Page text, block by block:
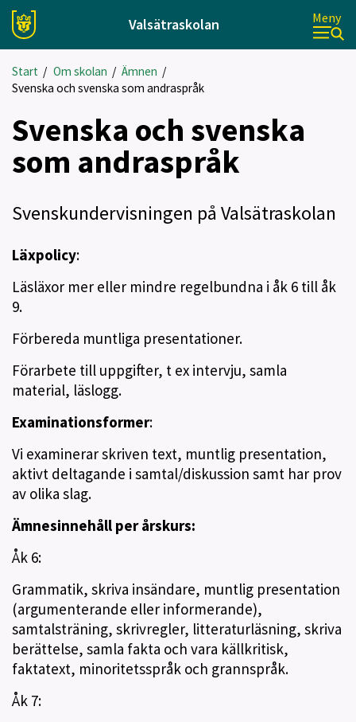
Valsätraskolan Meny
Start / Om skolan / Ämnen /
Svenska och svenska som andraspråk
Svenska och svenska
som andraspråk
Svenskundervisningen på Valsätraskolan
Läxpolicy:
Läsläxor mer eller mindre regelbundna i åk 6 till åk
9.
Förbereda muntliga presentationer.
Förarbete till uppgifter, t ex intervju, samla
material, läslogg.
Examinationsformer:
Vi examinerar skriven text, muntlig presentation,
aktivt deltagande i samtal/diskussion samt har prov
av olika slag.
Ämnesinnehåll per årskurs:
Åk 6:
Grammatik, skriva insändare, muntlig presentation
(argumenterande eller informerande),
samtalsträning, skrivregler, litteraturläsning, skriva
berättelse, samla fakta och vara källkritisk,
faktatext, minoritetsspråk och grannspråk.
Åk 7: